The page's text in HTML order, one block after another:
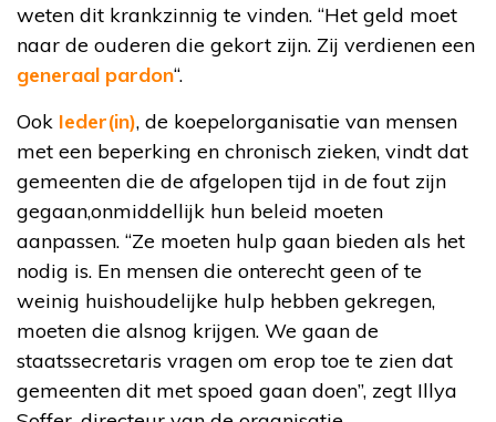
weten dit krankzinnig te vinden. “Het geld moet
naar de ouderen die gekort zijn. Zij verdienen een
generaal pardon“.
Ook Ieder(in), de koepelorganisatie van mensen
met een beperking en chronisch zieken, vindt dat
gemeenten die de afgelopen tijd in de fout zijn
gegaan,onmiddellijk hun beleid moeten
aanpassen. “Ze moeten hulp gaan bieden als het
nodig is. En mensen die onterecht geen of te
weinig huishoudelijke hulp hebben gekregen,
moeten die alsnog krijgen. We gaan de
staatssecretaris vragen om erop toe te zien dat
gemeenten dit met spoed gaan doen”, zegt Illya